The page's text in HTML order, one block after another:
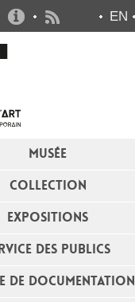
MUSÉE
COLLECTION
EXPOSITIONS
DES PUBLICS
DE DOCUMENTATION
EN
Infos pratiques